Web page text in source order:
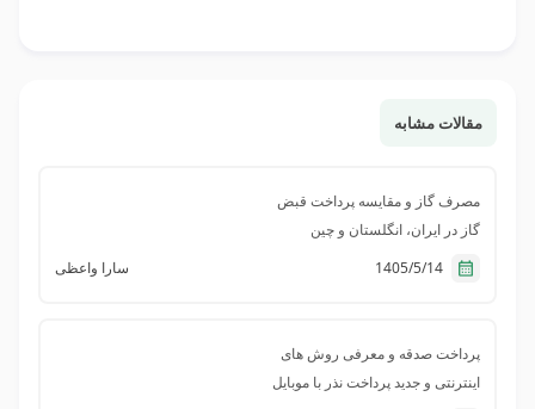
مقالات مشابه
مصرف گاز و مقایسه پرداخت قبض
گاز در ایران، انگلستان و چین
سارا واعظی
پرداخت صدقه و معرفی روش های
اینترنتی و جدید پرداخت نذر با موبایل